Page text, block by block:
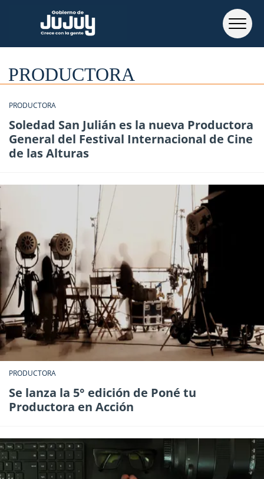
PRODUCTORA
PRODUCTORA
Soledad San Julián es la nueva Productora
General del Festival Internacional de Cine
de las Alturas
PRODUCTORA
Se lanza la 5° edición de Poné tu
Productora en Acción